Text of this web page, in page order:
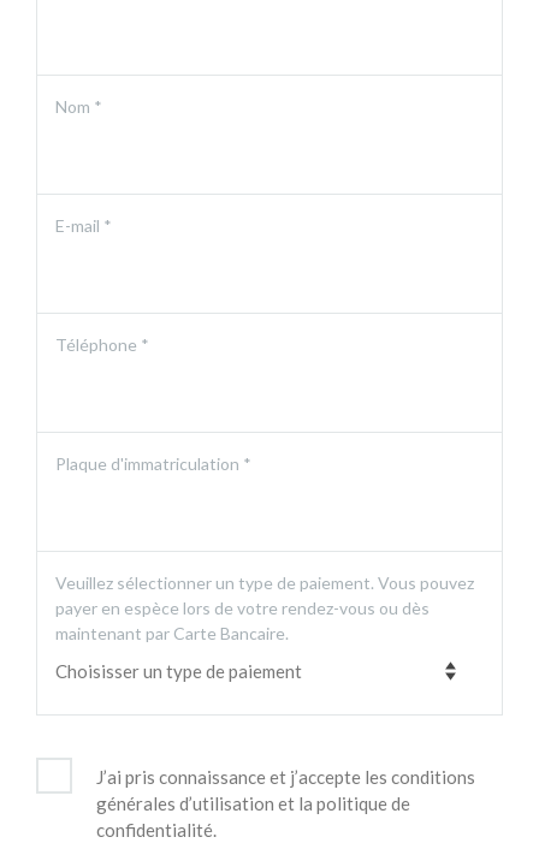
Nom *
E-mail *
Téléphone *
Plaque d'immatriculation *
Veuillez sélectionner un type de paiement. Vous pouvez
payer en espèce lors de votre rendez-vous ou dès
maintenant par Carte Bancaire.
J’ai pris connaissance et j’accepte les conditions
générales d’utilisation et la politique de
confidentialité.